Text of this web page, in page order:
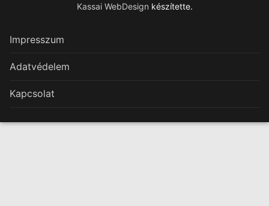
Kassai WebDesign készítette.
Impresszum
Adatvédelem
Kapcsolat